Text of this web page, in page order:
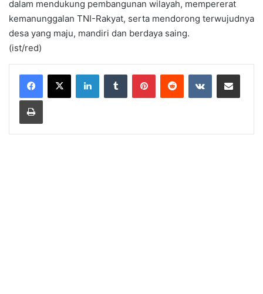
dalam mendukung pembangunan wilayah, mempererat
kemanunggalan TNI-Rakyat, serta mendorong terwujudnya
desa yang maju, mandiri dan berdaya saing.
(ist/red)